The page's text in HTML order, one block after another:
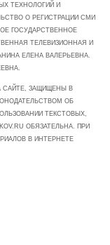
ТЕХНОЛОГИЙ И
О РЕГИСТРАЦИИ СМИ
ГОСУДАРСТВЕННОЕ
ТЕЛЕВИЗИОННАЯ И
ЕЛЕНА ВАЛЕРЬЕВНА.
САЙТЕ, ЗАЩИЩЕНЫ В
ОБ
ТЕКСТОВЫХ,
ОБЯЗАТЕЛЬНА. ПРИ
В ИНТЕРНЕТЕ